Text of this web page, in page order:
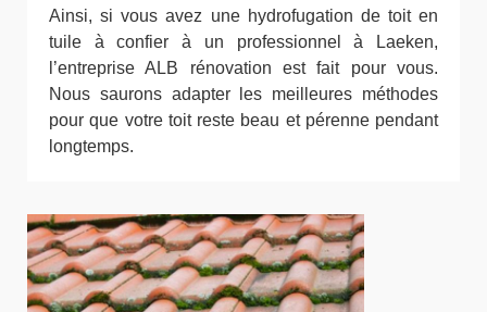
Ainsi, si vous avez une hydrofugation de toit en
tuile à confier à un professionnel à Laeken,
l’entreprise ALB rénovation est fait pour vous.
Nous saurons adapter les meilleures méthodes
pour que votre toit reste beau et pérenne pendant
longtemps.